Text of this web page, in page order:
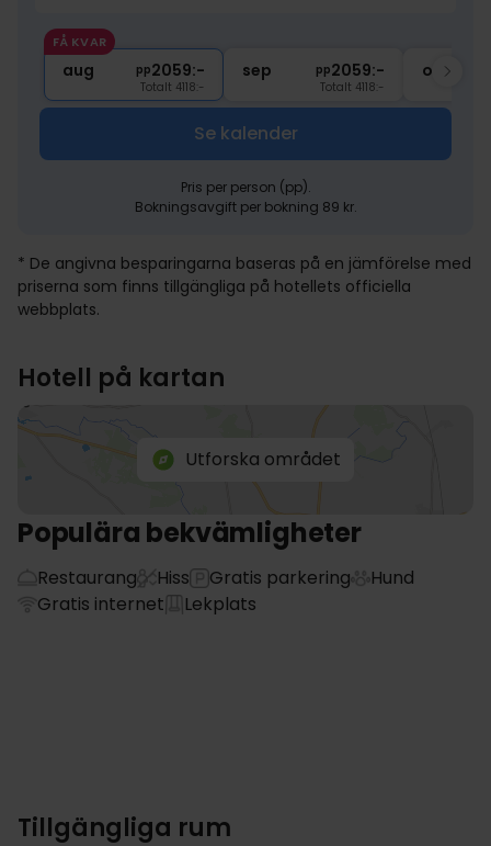
FÅ KVAR
aug pp2059:-
Totalt 4118:-
sep pp2059:-
Totalt 4118:-
okt
Se kalender
Pris per person (pp).
Bokningsavgift per bokning 89 kr.
* De angivna besparingarna baseras på en jämförelse med
priserna som finns tillgängliga på hotellets officiella
webbplats.
Hotell på kartan
Utforska området
Populära bekvämligheter
Restaurang Hiss Gratis parkering
Hund
Gratis internet
Lekplats
Tillgängliga rum